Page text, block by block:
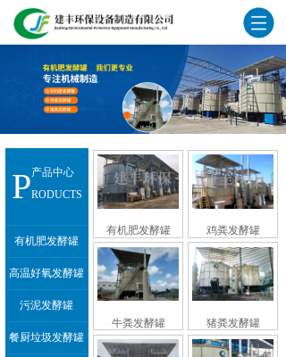
产品中心
PRODUCTS
有机肥发酵罐
高温好氧发酵罐
污泥发酵罐
餐厨垃圾发酵罐
有机肥发酵罐 鸡粪发酵罐
牛粪发酵罐 猪粪发酵罐